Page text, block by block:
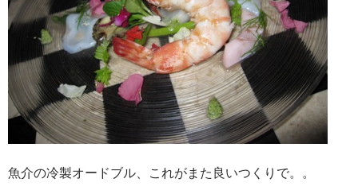
魚介の冷製オードブル、これがまた良いつくりで。。